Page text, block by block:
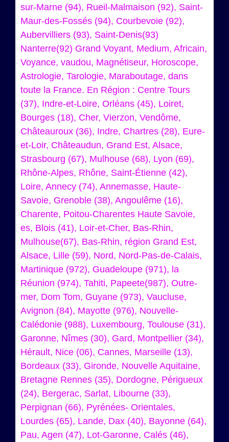
sur-Marne (94), Rueil-Malmaison (92), Saint-
Maur-des-Fossés (94), Courbevoie (92),
Aubervilliers (93), Saint-Denis(93)
Nanterre(92) Grand Voyant, Medium, Africain,
Voyance, vaudou, Magnétiseur, Horoscope,
Astrologie, Tarologie, Maraboutage, dans
toute la France. En Région : Centre Tours
(37), Indre-et-Loire, Orléans (45), Loiret,
Bourges (18), Cher, Vierzon, Vendôme,
Châteauroux (36), Indre, Chartres (28), Eure-
et-Loir, Châteaudun, Grand Est, Alsace,
Strasbourg (67), Mulhouse (68), Lyon (69),
Rhône-Alpes, Rhône, Saint-Étienne (42),
Loire, Annecy (74), Annemasse, Haute-
Savoie, Grenoble (38), Angoulême (16),
Charente, Poitou-Charentes Haute Savoie,
es, Blois (41), Loir-et-Cher, Bas-Rhin,
Mulhouse(67), Bas-Rhin, région Grand Est,
Alsace, Lille (59), Nord, Nord-Pas-de-Calais,
Martinique (972), Guadeloupe (971), la
Réunion (974), Tahiti, Papeete(987), Outre-
mer, Dom Tom, Guyane (973), Vaucluse,
Avignon (84), Mayotte (976), Nouvelle-
Calédonie (988), Luxembourg, Toulouse (31),
Garonne, Nîmes (30), Gard, Montpellier (34),
Hérault, Nice (06), Cannes, Marseille (13),
Bordeaux (33), Gironde, Nouvelle Aquitaine,
Bretagne Rennes (35), Dordogne, Périgueux
(24), Bergerac, Sarlat, Libourne (33),
Perpignan (66), Pyrénées- Orientales,
Lourdes (65), Lande, Dax (40), Bayonne (64),
Pau, Agen (47), Lot-Garonne, Calés (46),